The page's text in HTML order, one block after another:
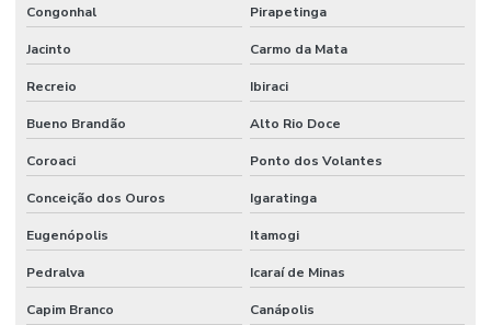
Congonhal Pirapetinga
Jacinto Carmo da Mata
Recreio Ibiraci
Bueno Brandão Alto Rio Doce
Coroaci Ponto dos Volantes
Conceição dos Ouros Igaratinga
Eugenópolis Itamogi
Pedralva Icaraí de Minas
Capim Branco Canápolis